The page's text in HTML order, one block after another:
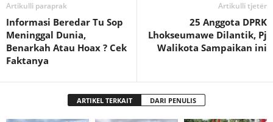
Artikulli paraprak
Informasi Beredar Tu Sop
Meninggal Dunia,
Benarkah Atau Hoax ? Cek
Faktanya
Artikulli tjetër
25 Anggota DPRK
Lhokseumawe Dilantik, Pj
Walikota Sampaikan ini
ARTIKEL TERKAIT DARI PENULIS